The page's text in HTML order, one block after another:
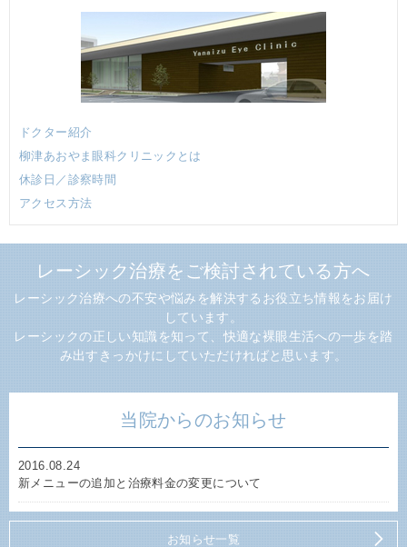
ドクター紹介
柳津あおやま眼科クリニックとは
休診日／診察時間
アクセス方法
レーシック治療をご検討されている方へ
レーシック治療への不安や悩みを解決するお役立ち情報をお届け
しています。
レーシックの正しい知識を知って、快適な裸眼生活への一歩を踏
み出すきっかけにしていただければと思います。
当院からのお知らせ
2016.08.24
新メニューの追加と治療料金の変更について
お知らせ一覧